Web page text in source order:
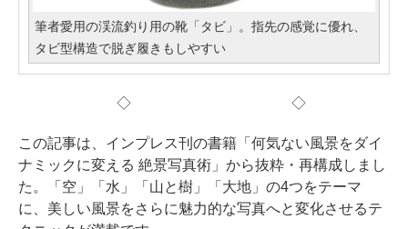
筆者愛用の渓流釣り用の靴「タビ」。指先の感覚に優れ、
タビ型構造で脱ぎ履きもしやすい
◇ ◇
この記事は、インプレス刊の書籍「何気ない風景をダイ
ナミックに変える 絶景写真術」から抜粋・再構成しまし
た。「空」「水」「山と樹」「大地」の4つをテーマ
に、美しい風景をさらに魅力的な写真へと変化させるテ